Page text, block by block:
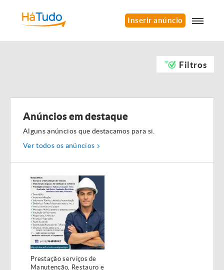
Inserir anúncio
Filtros
Anúncios em destaque
Alguns anúncios que destacamos para si.
Ver todos os anúncios
Prestação serviços de
Manutenção, Restauro e